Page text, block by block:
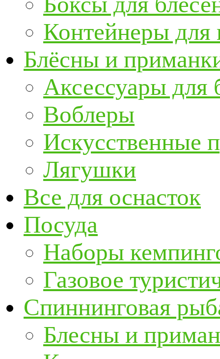
Контейнеры для
Блёсны и
Аксессуары для
Воблеры
Искусственные
Лягушки
Все для оснасток
Посуда
Наборы
Газовое
Спиннинговая
Блесны и